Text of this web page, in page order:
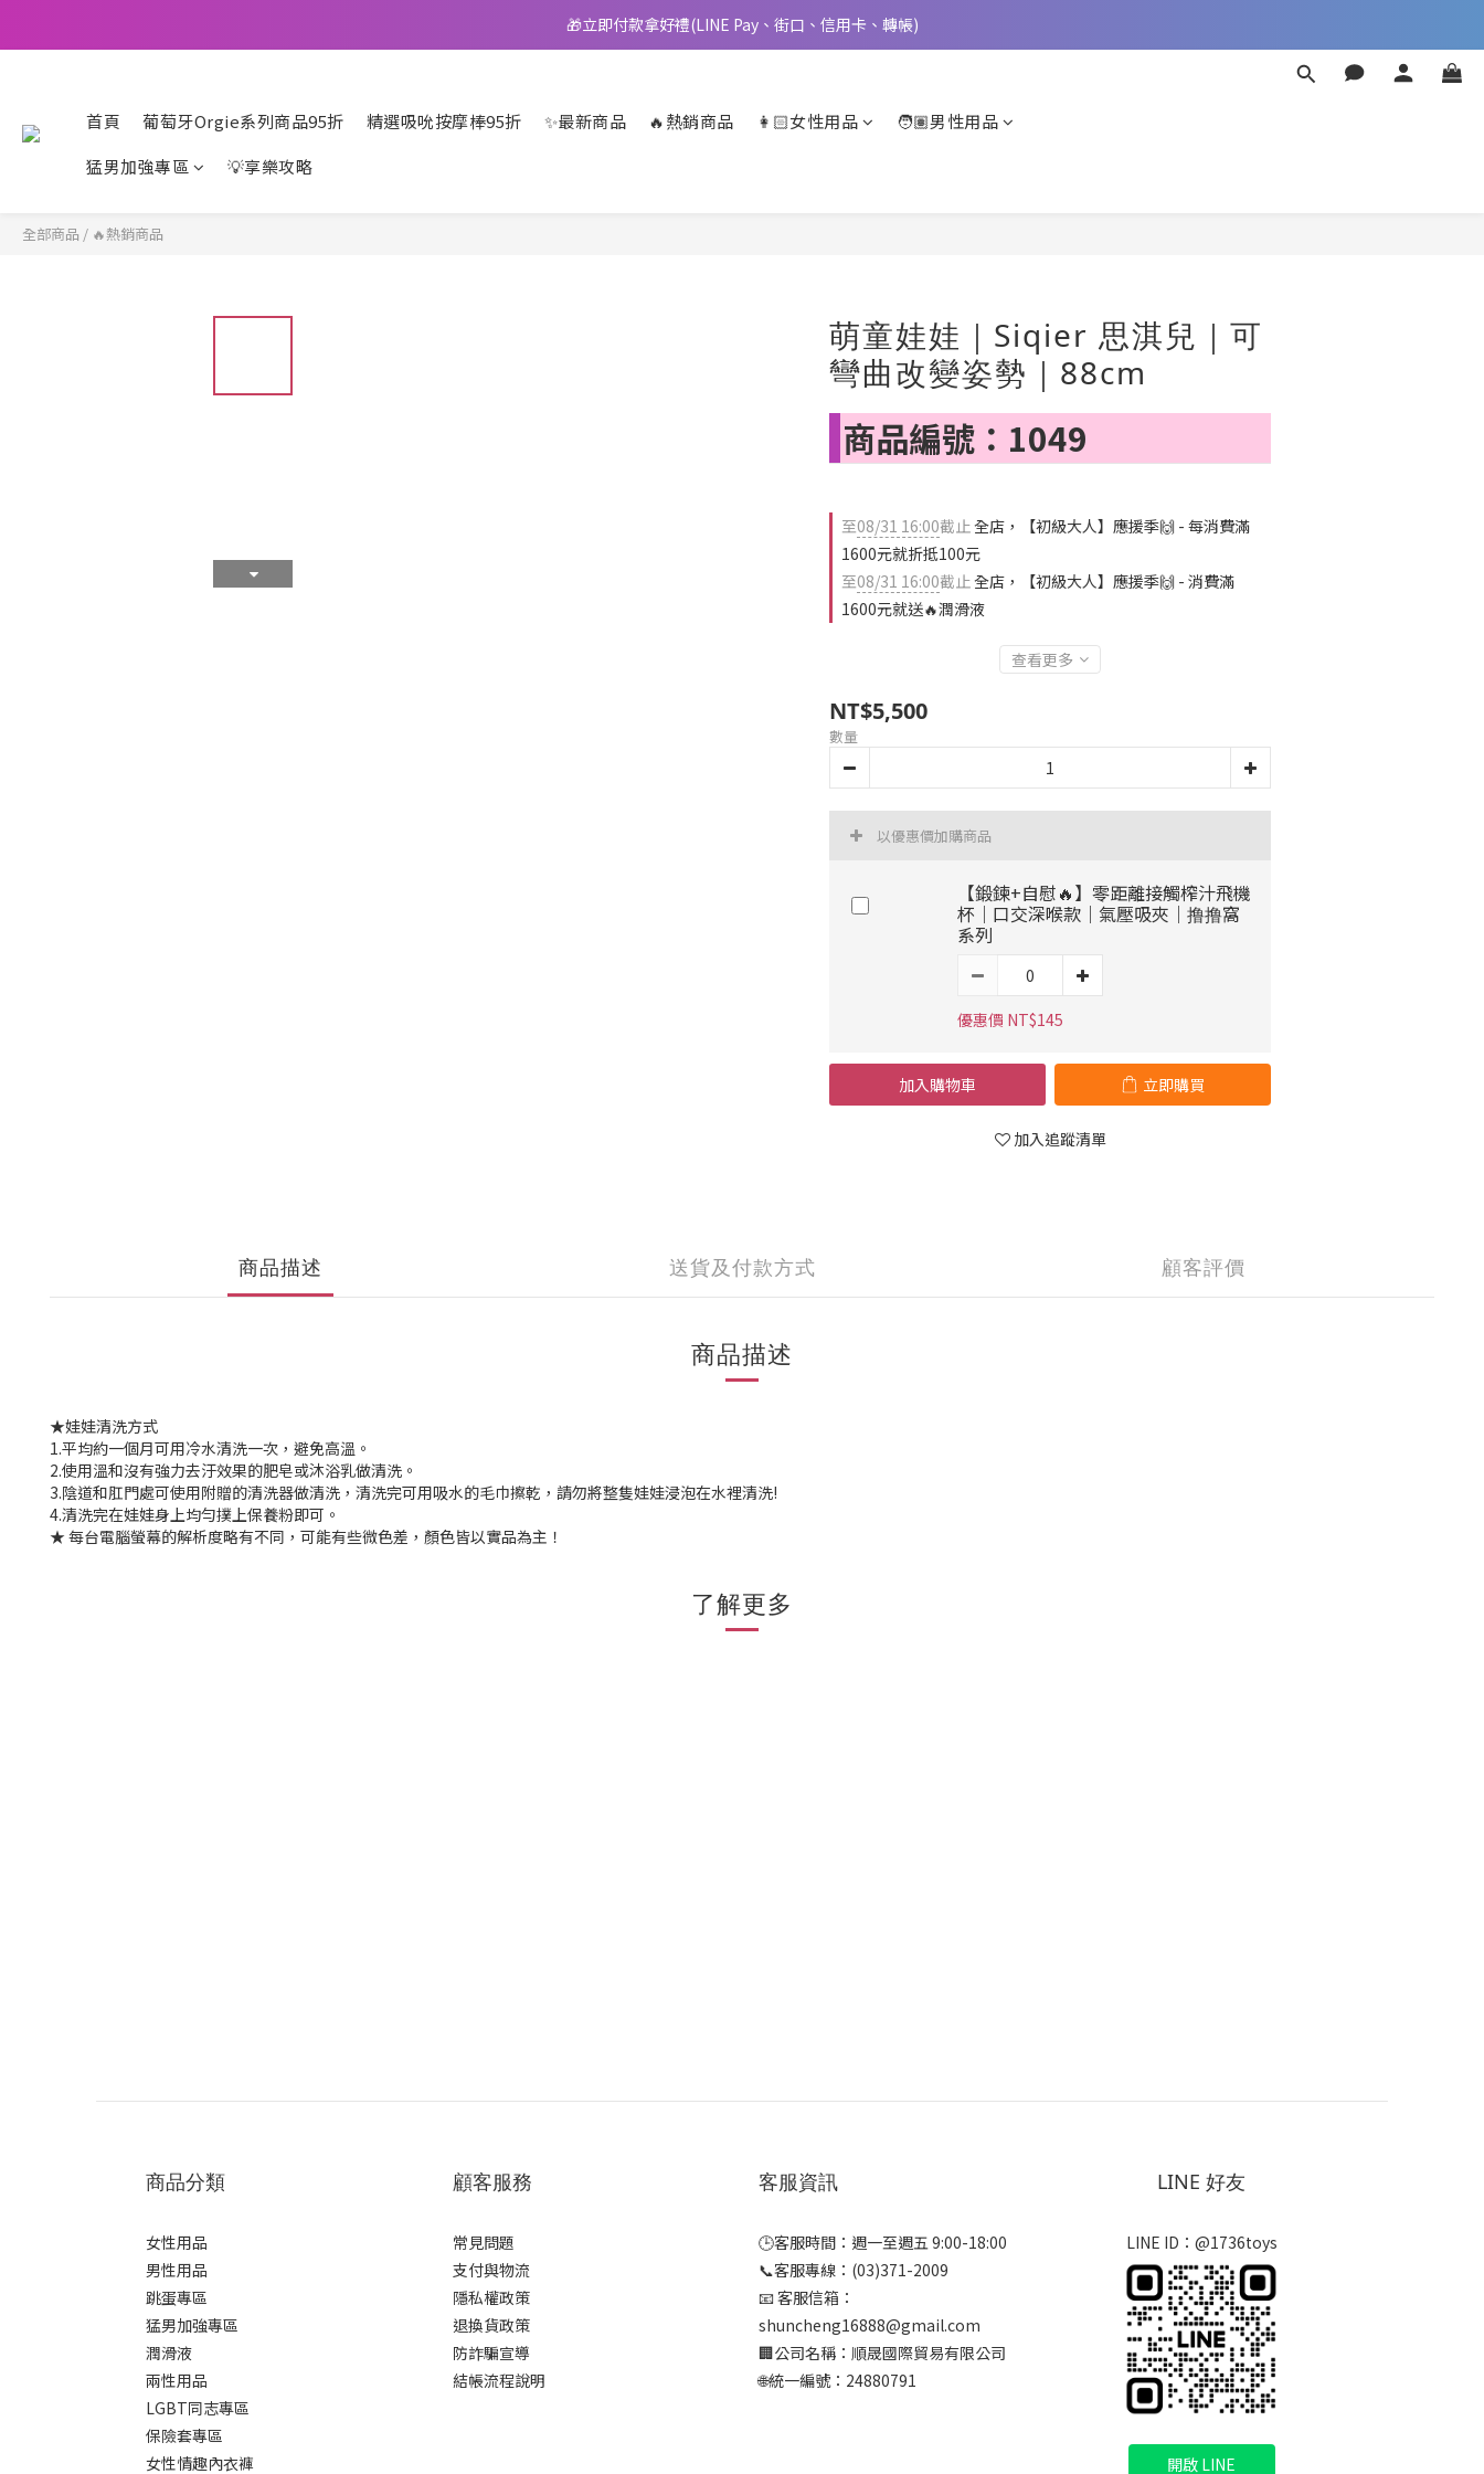
📢 邀您立即享樂，現在加入會員就送🪙80元購物金
🎁立即付款拿好禮(LINE Pay、街口、信用卡、轉帳)
首頁 葡萄牙Orgie系列商品95折 精選吸吮按摩棒95折 ✨最新商品 🔥熱銷商品 👩🏻女性用品
🧑🏽男性用品
猛男加強專區
💡享樂攻略
全部商品 / 🔥熱銷商品
萌童娃娃｜Siqier 思淇兒｜可
彎曲改變姿勢｜88cm
商品編號：1049
至08/31 16:00截止全店，【初級大人】應援季🙌 - 每消費滿
1600元就折抵100元
至08/31 16:00截止全店，【初級大人】應援季🙌 - 消費滿
1600元就送🔥潤滑液
查看更多
NT$5,500
數量
以優惠價加購商品
【鍛鍊+自慰🔥】零距離接觸榨汁飛機
杯｜口交深喉款｜氣壓吸夾｜撸撸窩
系列
優惠價 NT$145
加入購物車 立即購買
加入追蹤清單
商品描述 送貨及付款方式 顧客評價
商品描述
★娃娃清洗方式
1.平均約一個月可用冷水清洗一次，避免高溫。
2.使用溫和沒有強力去汙效果的肥皂或沐浴乳做清洗。
3.陰道和肛門處可使用附贈的清洗器做清洗，清洗完可用吸水的毛巾擦乾，請勿將整隻娃娃浸泡在水裡清洗!
4.清洗完在娃娃身上均勻撲上保養粉即可。
★ 每台電腦螢幕的解析度略有不同，可能有些微色差，顏色皆以實品為主！
了解更多
商品分類
女性用品
男性用品
跳蛋專區
猛男加強專區
潤滑液
兩性用品
LGBT同志專區
保險套專區
女性情趣內衣褲
顧客服務
常見問題
支付與物流
隱私權政策
退換貨政策
防詐騙宣導
結帳流程說明
客服資訊
🕒客服時間：週一至週五 9:00-18:00
📞客服專線：(03)371-2009
📧 客服信箱：
shuncheng16888@gmail.com
🏢公司名稱：順晟國際貿易有限公司
🌐統一編號：24880791
LINE 好友
LINE ID：@1736toys
開啟 LINE